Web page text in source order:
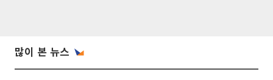
많이 본 뉴스